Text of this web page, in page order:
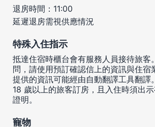
退房時間：11:00
延遲退房需視供應情況
特殊入住指示
抵達住宿時櫃台會有服務人員接待旅客
問，請使用預訂確認信上的資訊與住宿
提供的資訊可能經由自動翻譯工具翻譯
18 歲以上的旅客訂房，且入住時須出
證明。
寵物